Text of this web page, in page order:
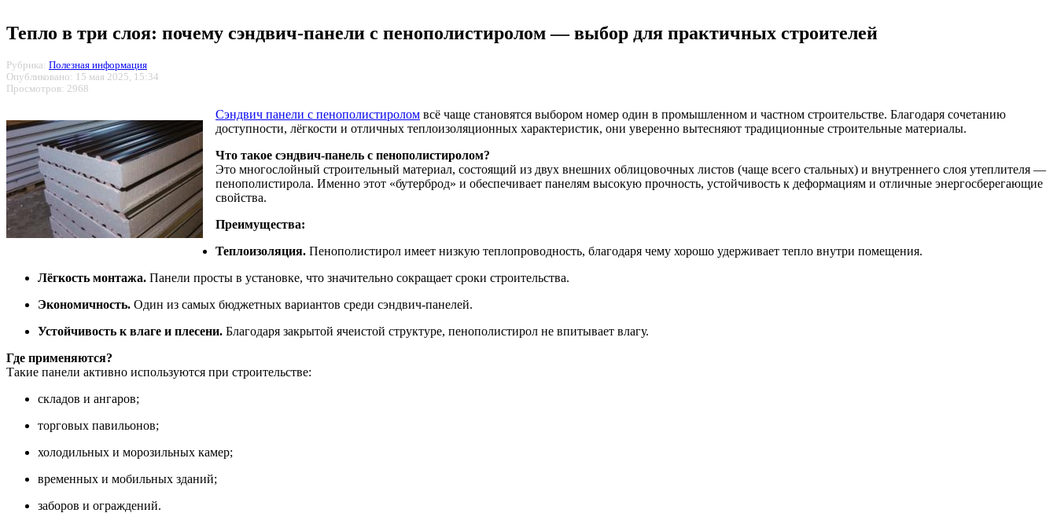
Тепло в три слоя: почему сэндвич-панели с пенополистиролом — выбор для практичных строителей
Рубрика: Полезная информация
Опубликовано: 15 мая 2025, 15:34
Просмотров: 2968
Сэндвич панели с пенополистиролом всё чаще становятся выбором номер один в промышленном и частном строительстве. Благодаря сочетанию
доступности, лёгкости и отличных теплоизоляционных характеристик, они уверенно вытесняют традиционные строительные материалы.
Что такое сэндвич-панель с пенополистиролом?
Это многослойный строительный материал, состоящий из двух внешних облицовочных листов (чаще всего стальных) и внутреннего слоя утеплителя —
пенополистирола. Именно этот «бутерброд» и обеспечивает панелям высокую прочность, устойчивость к деформациям и отличные энергосберегающие
свойства.
Преимущества:
Теплоизоляция. Пенополистирол имеет низкую теплопроводность, благодаря чему хорошо удерживает тепло внутри помещения.
Лёгкость монтажа. Панели просты в установке, что значительно сокращает сроки строительства.
Экономичность. Один из самых бюджетных вариантов среди сэндвич-панелей.
Устойчивость к влаге и плесени. Благодаря закрытой ячеистой структуре, пенополистирол не впитывает влагу.
Где применяются?
Такие панели активно используются при строительстве:
складов и ангаров;
торговых павильонов;
холодильных и морозильных камер;
временных и мобильных зданий;
заборов и ограждений.